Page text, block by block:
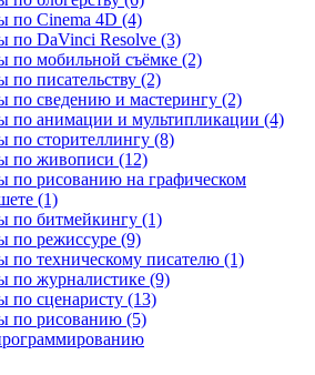
по Cinema 4D (4)
по DaVinci Resolve (3)
по мобильной съёмке (2)
по писательству (2)
по сведению и мастерингу (2)
по анимации и мультипликации (4)
по сторителлингу (8)
по живописи (12)
по рисованию на графическом
(1)
по битмейкингу (1)
по режиссуре (9)
по техническому писателю (1)
по журналистике (9)
по сценаристу (13)
по рисованию (5)